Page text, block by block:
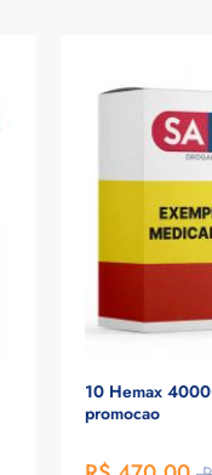
10 Hemax
promocao